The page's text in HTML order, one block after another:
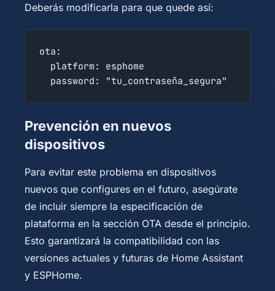
Deberás modificarla para que quede así:
ota:
  platform: esphome
  password: "tu_contraseña_segura"
Prevención en nuevos
dispositivos
Para evitar este problema en dispositivos
nuevos que configures en el futuro, asegúrate
de incluir siempre la especificación de
plataforma en la sección OTA desde el principio.
Esto garantizará la compatibilidad con las
versiones actuales y futuras de Home Assistant
y ESPHome.